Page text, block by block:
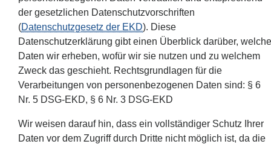
der gesetzlichen Datenschutzvorschriften
(Datenschutzgesetz der EKD). Diese
Datenschutzerklärung gibt einen Überblick darüber, welche
Daten wir erheben, wofür wir sie nutzen und zu welchem
Zweck das geschieht. Rechtsgrundlagen für die
Verarbeitungen von personenbezogenen Daten sind: § 6
Nr. 5 DSG-EKD, § 6 Nr. 3 DSG-EKD
Wir weisen darauf hin, dass ein vollständiger Schutz Ihrer
Daten vor dem Zugriff durch Dritte nicht möglich ist, da die